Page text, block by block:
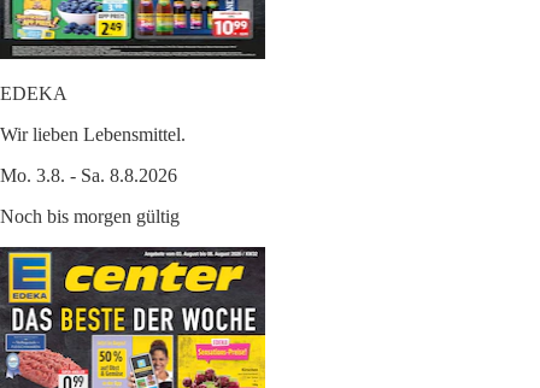
EDEKA
Wir lieben Lebensmittel.
Mo. 3.8. - Sa. 8.8.2026
Noch bis morgen gültig